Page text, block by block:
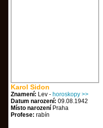
Karol Sidon
Znamení: Lev - horoskopy >>
Datum narození: 09.08.1942
Místo narození Praha
Profese: rabín